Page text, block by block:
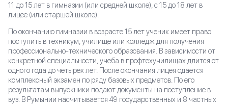
11 до 15 лет в гимназии (или средней школе), с 15 до 18 лет в
лицее (или старшей школе).
По окончанию гимназии в возрасте 15 лет ученик имеет право
поступить в техникум, училище или колледж для получения
профессионально-технического образования. В зависимости от
конкретной специальности, учеба в профтехучилищах длится от
одного года до четырех лет. После окончания лицея сдается
комплексный экзамен по ряду базовых предметов. По его
результатам выпускники подают документы на поступление в
вуз. В Румынии насчитывается 49 государственных и 8 частных